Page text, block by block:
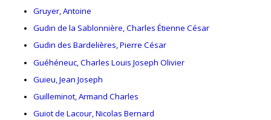
Gruyer, Antoine
Gudin de la Sablonnière, Charles Étienne César
Gudin des Bardelières, Pierre César
Guéhéneuc, Charles Louis Joseph Olivier
Guieu, Jean Joseph
Guilleminot, Armand Charles
Guiot de Lacour, Nicolas Bernard